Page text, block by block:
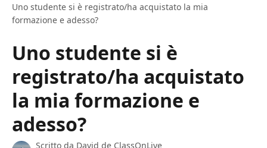
Uno studente si è registrato/ha acquistato la mia
formazione e adesso?
Uno studente si è
registrato/ha acquistato
la mia formazione e
adesso?
Scritto da David de ClassOnLive